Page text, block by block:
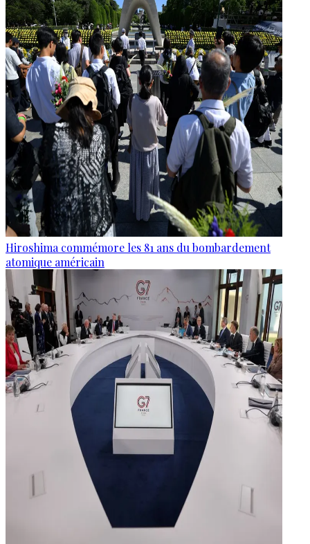
Hiroshima commémore les 81 ans du bombardement
atomique américain